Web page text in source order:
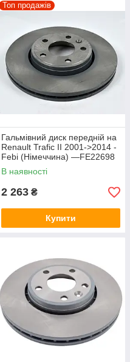
Топ продажів
Гальмівний диск передній на
Renault Trafic II 2001->2014 -
Febi (Німеччина) —FE22698
В наявності
2 263 ₴
Купити